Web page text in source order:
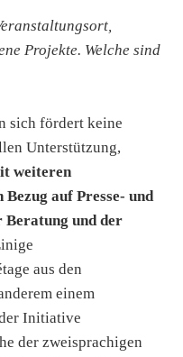
Projekte. Welche sind
sich fördert keine
Unterstützung,
weiteren
auf Presse- und
und der
aus den
einem
Initiative
der zweisprachigen